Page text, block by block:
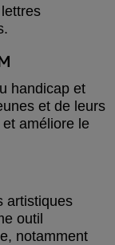
handicap et
et de leurs
améliore le
artistiques
outil
notamment